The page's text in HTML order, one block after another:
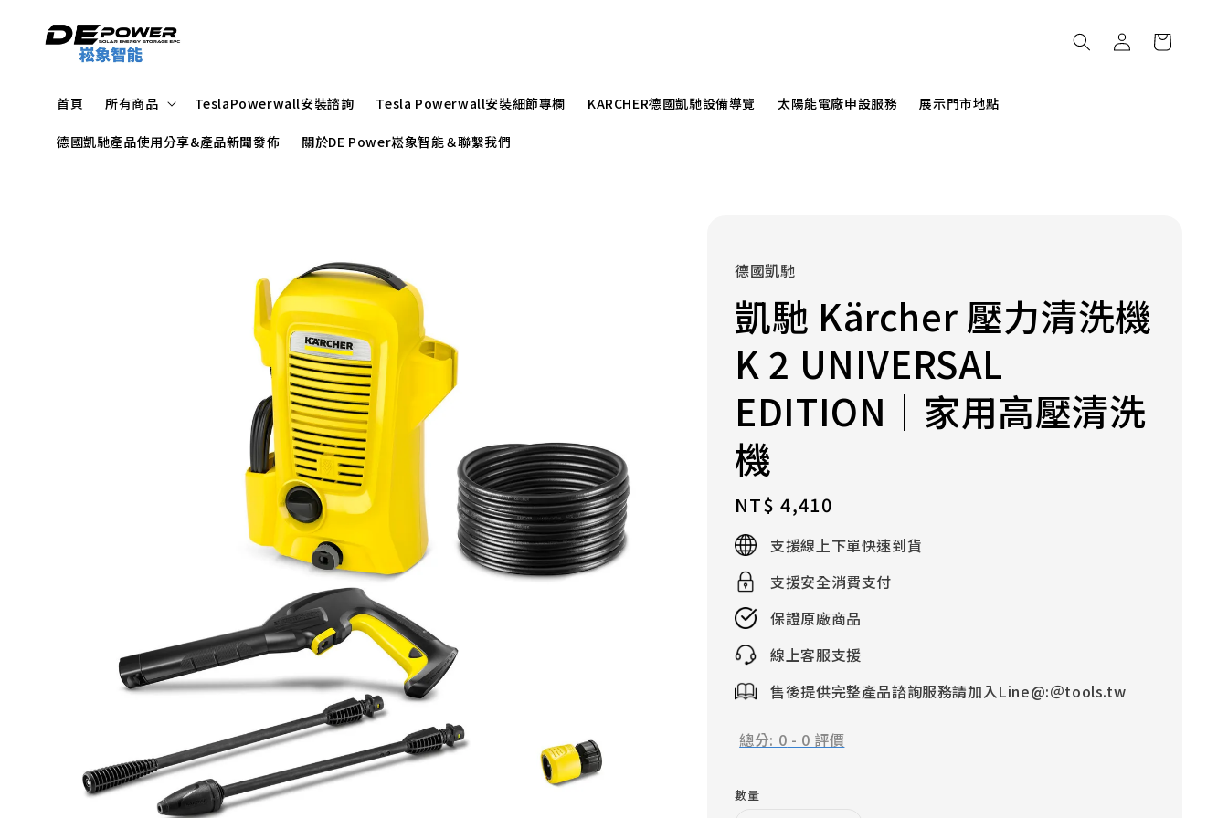
首頁 所有商品 TeslaPowerwall安裝諮詢 Tesla Powerwall安裝細節專欄 KARCHER德國凱馳設備導覽 太陽能電廠申設服務 展示門市地點
德國凱馳產品使用分享&產品新聞發佈 關於DE Power崧象智能＆聯繫我們
德國凱馳
凱馳 Kärcher 壓力清洗機
K 2 UNIVERSAL
EDITION｜家用高壓清洗
機
Regular
price
NT$ 4,410
支援線上下單快速到貨
支援安全消費支付
保證原廠商品
線上客服支援
售後提供完整產品諮詢服務請加入Line@:＠tools.tw
總分: 0 - 0 評價
數量